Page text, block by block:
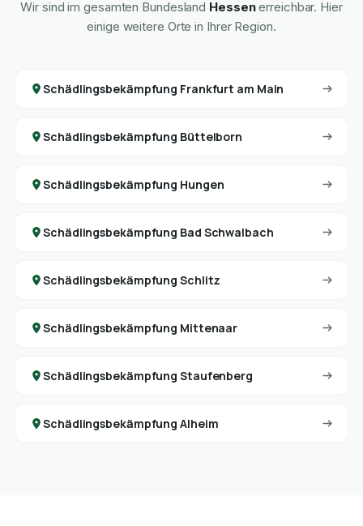
Wir sind im gesamten Bundesland Hessenerreichbar. Hier
einige weitere Orte in Ihrer Region.
Schädlingsbekämpfung Frankfurt am Main
Schädlingsbekämpfung Büttelborn
Schädlingsbekämpfung Hungen
Schädlingsbekämpfung Bad Schwalbach
Schädlingsbekämpfung Schlitz
Schädlingsbekämpfung Mittenaar
Schädlingsbekämpfung Staufenberg
Schädlingsbekämpfung Alheim